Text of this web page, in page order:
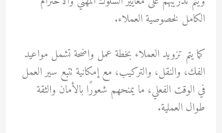
الكامل لخصوصية العملاء.
كما يتم تزويد العملاء بخطة عمل واضحة تشمل مواعيد
الفك، والنقل، والتركيب، مع إمكانية تتبع سير العمل
في الوقت الفعلي، ما يمنحهم شعورًا بالأمان والثقة
طوال العملية.